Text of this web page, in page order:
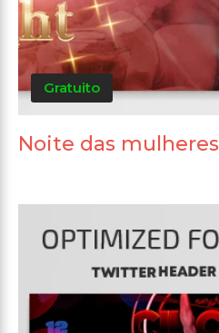
Gratuito
Noite das mulheres